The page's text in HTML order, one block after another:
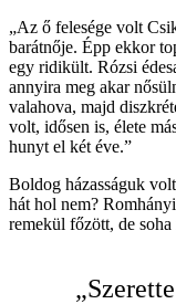
„Az ő felesége volt
barátnője. Épp ekkor
egy ridikült. Rózsi
annyira meg akar
valahova, majd
volt, idősen is, élete
hunyt el két éve.”
Boldog házasságuk
hát hol nem?
remekül főzött, de soha